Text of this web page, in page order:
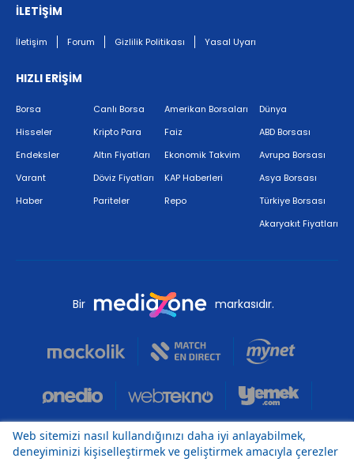
İLETİŞİM
İletişim Forum Gizlilik Politikası Yasal Uyarı
HIZLI ERİŞİM
Borsa
Hisseler
Endeksler
Varant
Haber
Canlı Borsa
Kripto Para
Altın Fiyatları
Döviz Fiyatları
Pariteler
Amerikan Borsaları
Faiz
Ekonomik Takvim
KAP Haberleri
Repo
Dünya
ABD Borsası
Avrupa Borsası
Asya Borsası
Türkiye Borsası
Akaryakıt Fiyatları
Bir markasıdır.